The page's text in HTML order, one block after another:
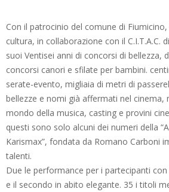
Con il patrocinio del comune di
cultura, in collaborazione con il C.I.T.A.C.
suoi Ventisei anni di concorsi di bellezza,
concorsi canori e sfilate per bambini.
serate-evento, migliaia di metri di
bellezze e nomi già affermati nel cinema,
mondo della musica, casting e provini
questi sono solo alcuni dei numeri della
Karismax”, fondata da Romano Carboni
talenti.
Due le performance per i partecipanti
e il secondo in abito elegante. 35 i titoli